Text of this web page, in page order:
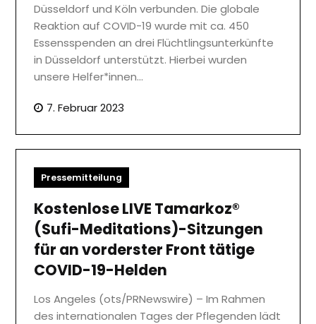
Düsseldorf und Köln verbunden. Die globale
Reaktion auf COVID-19 wurde mit ca. 450
Essensspenden an drei Flüchtlingsunterkünfte
in Düsseldorf unterstützt. Hierbei wurden
unsere Helfer*innen…
7. Februar 2023
Pressemitteilung
Kostenlose LIVE Tamarkoz®
(Sufi-Meditations)-Sitzungen
für an vorderster Front tätige
COVID-19-Helden
Los Angeles (ots/PRNewswire) – Im Rahmen
des internationalen Tages der Pflegenden lädt